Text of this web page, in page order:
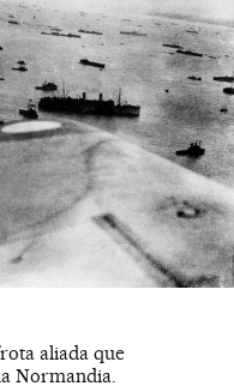
aliada que
Normandia.